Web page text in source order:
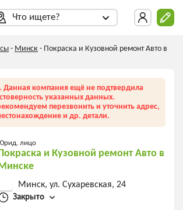
Что ищете?
- Минск - Покраска и Кузовной ремонт Авто в
компания ещё не подтвердила
указанных данных.
перезвонить и уточнить адрес,
и др. детали.
лицо
и Кузовной ремонт Авто в
Минск, ул. Сухаревская, 24
Закрыто